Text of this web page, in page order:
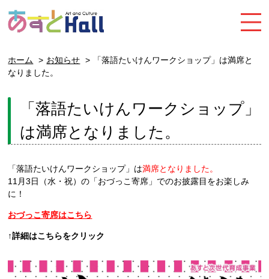
ホーム お知らせ
「落語たいけんワークショップ」は満席と
なりました。
「落語たいけんワークショップ」
は満席となりました。
「落語たいけんワークショップ」は満席となりました。
11月3日（水・祝）の「おづっこ寄席」でのお披露目をお楽しみ
に！
おづっこ寄席はこちら
↑詳細はこちらをクリック